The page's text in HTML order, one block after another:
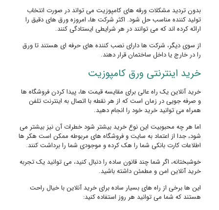
بدون تردید مشکلات ورقه های کامپوزیت می تواند در صورت انتخاب
تولید کننده مناسب حل شود. اکثر شرکت ها، امروزه ورق های دقیق را
ارائه کرده اند که می توانند در هر شرایطی ایستادگی کنند.
از سوی دیگر، شرکت ها دارای نصب کننده های حرفه ای هستند تا ورق
را در خارج یا داخل ساختمان قرار دهند.
خرید اینترنتی ورق کامپوزیت
خرید آنلاین یک راه عالی برای مقایسه قیمت ها، پیدا کردن فروشگاه ها
و صرفه جویی در زمان است که از هر نقطه با اتصال به اینترنت تلفن
همراه می توانید خرید خود را انجام دهید.
اما هر چه محبوبیت این نوع خرید بیشتر شود خطرات آن نیز بیشتر می
شود، جدا از اعتماد به سایت و فروشگاه های مربوطه ممکن است هکر ها
اطلاعات کارت بانکی شما را هک کرده و موجودی شما را برداشت کنند.
خوشبختانه، اگر شما چند قانون ساده را دنبال کنید، می توانید یک تجربه
خرید آنلاین امن و مطمئن داشته باشید.
این ها برخی از راه های بسیار ساده برای خرید آنلاین با خیال راحت
هستند که شما می توانید هر روز استفاده کنید: